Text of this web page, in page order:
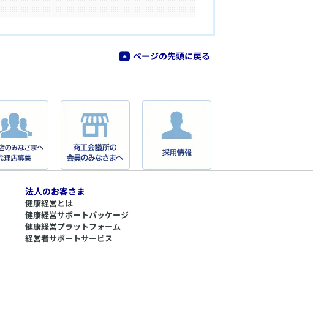
ページの先頭に戻る
法人のお客さま
健康経営とは
健康経営サポートパッケージ
健康経営プラットフォーム
経営者サポートサービス